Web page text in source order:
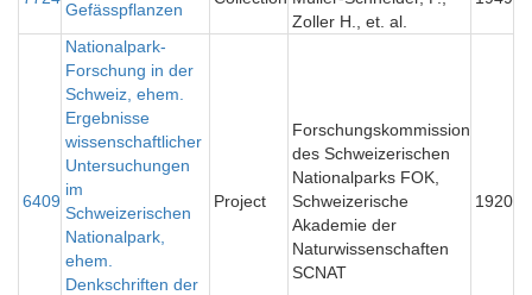
Gefässpflanzen
Zoller H., et. al.
6409
Nationalpark-
Forschung in der
Schweiz, ehem.
Ergebnisse
wissenschaftlicher
Untersuchungen
im
Schweizerischen
Nationalpark,
ehem.
Denkschriften der
Project
Forschungskommission
des Schweizerischen
Nationalparks FOK,
Schweizerische
Akademie der
Naturwissenschaften
SCNAT
1920